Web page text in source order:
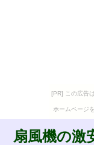
[PR] この広告
ホームページ
扇風機の激